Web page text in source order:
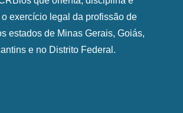
exercício legal da profissão de
estados de Minas Gerais, Goiás,
e no Distrito Federal.